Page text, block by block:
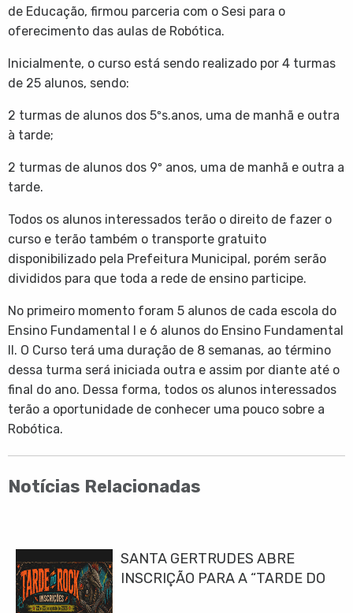
de Educação, firmou parceria com o Sesi para o
oferecimento das aulas de Robótica.
Inicialmente, o curso está sendo realizado por 4 turmas
de 25 alunos, sendo:
2 turmas de alunos dos 5ºs.anos, uma de manhã e outra
à tarde;
2 turmas de alunos dos 9º anos, uma de manhã e outra a
tarde.
Todos os alunos interessados terão o direito de fazer o
curso e terão também o transporte gratuito
disponibilizado pela Prefeitura Municipal, porém serão
divididos para que toda a rede de ensino participe.
No primeiro momento foram 5 alunos de cada escola do
Ensino Fundamental I e 6 alunos do Ensino Fundamental
II. O Curso terá uma duração de 8 semanas, ao término
dessa turma será iniciada outra e assim por diante até o
final do ano. Dessa forma, todos os alunos interessados
terão a oportunidade de conhecer uma pouco sobre a
Robótica.
Notícias Relacionadas
SANTA GERTRUDES ABRE
INSCRIÇÃO PARA A “TARDE DO